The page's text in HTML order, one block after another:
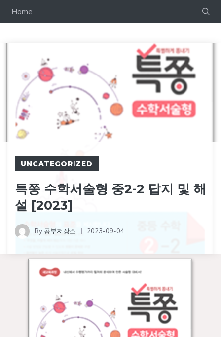
Home
UNCATEGORIZED
특쫑 수학서술형 중2-2 답지 및 해
설 [2023]
By 공부저장소 2023-09-04